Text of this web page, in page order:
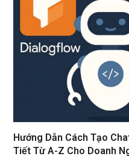
Hướng Dẫn Cách Tạo
Tiết Từ A-Z Cho Doanh